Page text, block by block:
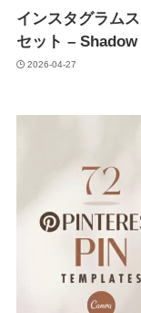
インスタグラム
セット – Shadow
2026-04-27